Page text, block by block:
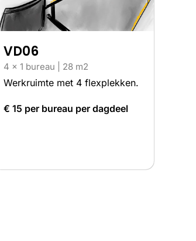
VD06
4 x 1 bureau | 28 m2
Werkruimte met 4 flexplekken.
€ 15 per bureau per dagdeel